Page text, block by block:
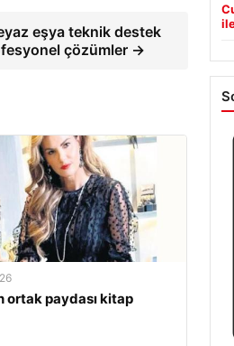
eşya teknik destek
çözümler →
ortak paydası kitap